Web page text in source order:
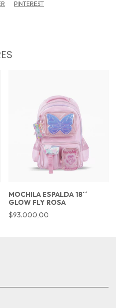
PINTEREST
MOCHILA ESPALDA 18´´
GLOW FLY ROSA
$93.000,00